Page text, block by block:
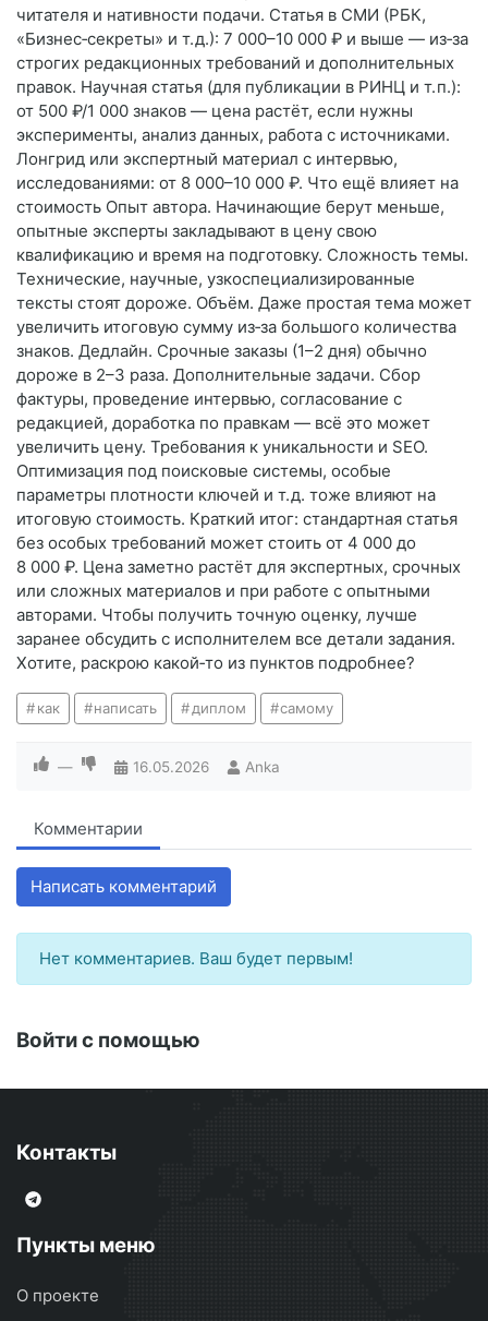
читателя и нативности подачи. Статья в СМИ (РБК,
«Бизнес‑секреты» и т. д.): 7 000–10 000 ₽ и выше — из‑за
строгих редакционных требований и дополнительных
правок. Научная статья (для публикации в РИНЦ и т. п.):
от 500 ₽/1 000 знаков — цена растёт, если нужны
эксперименты, анализ данных, работа с источниками.
Лонгрид или экспертный материал с интервью,
исследованиями: от 8 000–10 000 ₽. Что ещё влияет на
стоимость Опыт автора. Начинающие берут меньше,
опытные эксперты закладывают в цену свою
квалификацию и время на подготовку. Сложность темы.
Технические, научные, узкоспециализированные
тексты стоят дороже. Объём. Даже простая тема может
увеличить итоговую сумму из‑за большого количества
знаков. Дедлайн. Срочные заказы (1–2 дня) обычно
дороже в 2–3 раза. Дополнительные задачи. Сбор
фактуры, проведение интервью, согласование с
редакцией, доработка по правкам — всё это может
увеличить цену. Требования к уникальности и SEO.
Оптимизация под поисковые системы, особые
параметры плотности ключей и т. д. тоже влияют на
итоговую стоимость. Краткий итог: стандартная статья
без особых требований может стоить от 4 000 до
8 000 ₽. Цена заметно растёт для экспертных, срочных
или сложных материалов и при работе с опытными
авторами. Чтобы получить точную оценку, лучше
заранее обсудить с исполнителем все детали задания.
Хотите, раскрою какой‑то из пунктов подробнее?
как написать диплом самому
— 16.05.2026 Anka
Комментарии
Написать комментарий
Нет комментариев. Ваш будет первым!
Войти с помощью
Контакты
Пункты меню
О проекте